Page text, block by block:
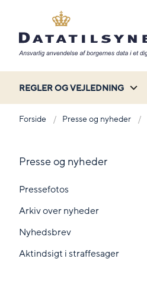
REGLER OG VEJLEDNING
Forside Presse og nyheder
Presse og nyheder
Pressefotos
Arkiv over nyheder
Nyhedsbrev
Aktindsigt i straffesager